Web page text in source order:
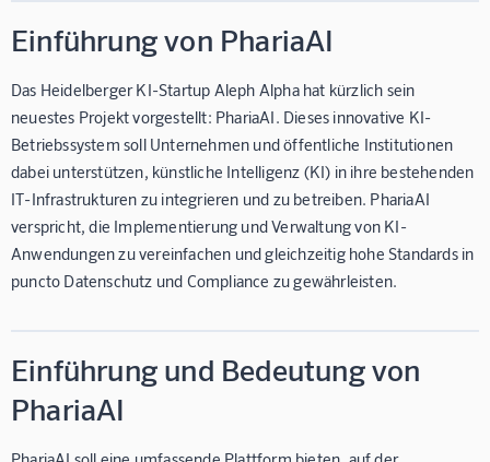
Einführung von PhariaAI
Das Heidelberger KI-Startup Aleph Alpha hat kürzlich sein
neuestes Projekt vorgestellt: PhariaAI. Dieses innovative KI-
Betriebssystem soll Unternehmen und öffentliche Institutionen
dabei unterstützen, künstliche Intelligenz (KI) in ihre bestehenden
IT-Infrastrukturen zu integrieren und zu betreiben. PhariaAI
verspricht, die Implementierung und Verwaltung von KI-
Anwendungen zu vereinfachen und gleichzeitig hohe Standards in
puncto Datenschutz und Compliance zu gewährleisten.
Einführung und Bedeutung von
PhariaAI